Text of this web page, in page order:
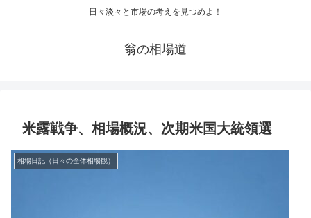
日々淡々と市場の考えを見つめよ！
翁の相場道
米露戦争、相場概況、次期米国大統領選
相場日記（日々の全体相場観）